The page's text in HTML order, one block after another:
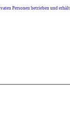
Personen betrieben und